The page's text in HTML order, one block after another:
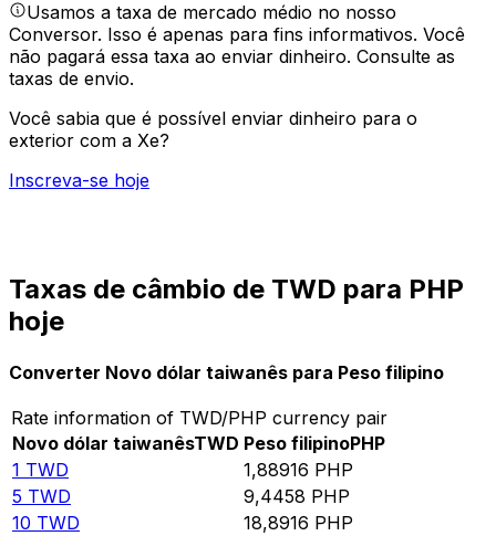
Usamos a taxa de mercado médio no nosso
Conversor. Isso é apenas para fins informativos. Você
não pagará essa taxa ao enviar dinheiro. Consulte as
taxas de envio.
Você sabia que é possível enviar dinheiro para o
exterior com a Xe?
Inscreva-se hoje
Taxas de câmbio de TWD para PHP
hoje
Converter Novo dólar taiwanês para Peso filipino
Rate information of TWD/PHP currency pair
Novo dólar taiwanêsTWD Peso filipinoPHP
1 TWD 1,88916 PHP
5 TWD 9,4458 PHP
10 TWD 18,8916 PHP